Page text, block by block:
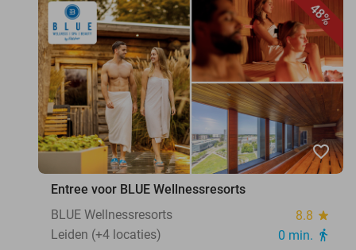
48%
favorite_border
Entree voor BLUE Wellnessresorts
BLUE Wellnessresorts
8.8 star
Leiden (+4 locaties) 0 min. directions_walk